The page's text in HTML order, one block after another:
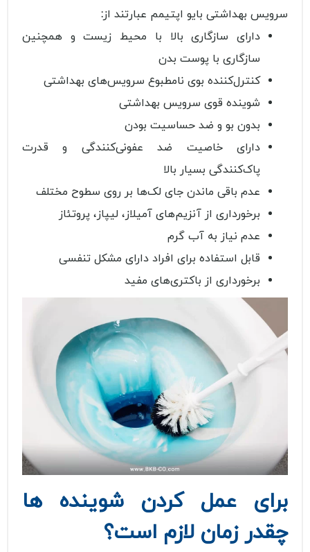
سرویس بهداشتی بایو اپتیمم عبارتند از:
دارای سازگاری بالا با محیط زیست و همچنین
سازگاری با پوست بدن
کنترل‌کننده بوی نامطبوع سرویس‌های بهداشتی
شوینده قوی سرویس بهداشتی
بدون بو و ضد حساسیت بودن
دارای خاصیت ضد عفونی‌کنندگی و قدرت
پاک‌کنندگی بسیار بالا
عدم باقی ماندن جای لک‌ها بر روی سطوح مختلف
برخورداری از آنزیم‌های آمیلاز، لیپاز، پروتئاز
عدم نیاز به آب گرم
قابل استفاده برای افراد دارای مشکل تنفسی
برخورداری از باکتری‌های مفید
برای عمل کردن شوینده ها
چقدر زمان لازم است؟